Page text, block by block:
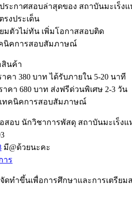
ระกาศสอบล่าสุดของ สถาบันมะเร็ง
รงประเด็น
มตัวไม่ทัน เพิ่มโอกาสสอบติด
คนิคการสอบสัมภาษณ์
สินค้า
าคา 380 บาท ได้รับภายใน 5-20 นาที
คา 680 บาท ส่งฟรีด่วนพิเศษ 2-3 วัน
เทคนิคการสอบสัมภาษณ์
สอบ นักวิชาการพัสดุ สถาบันมะเร็ง
มี@ด้วยนะคะ
าร
ดทำขึ้นเพื่อการศึกษาและการเตรียม